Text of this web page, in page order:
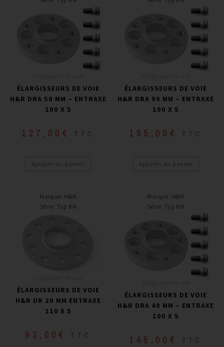
ÉLARGISSEURS DE VOIE
H&R DRA 50 MM – ENTRAXE
100 X 5
127,00 € TTC
Ajouter au panier
ÉLARGISSEURS DE VOIE
H&R DRA 90 MM – ENTRAXE
100 X 5
195,00 € TTC
Ajouter au panier
Marque: H&R
Série: Typ 8N
ÉLARGISSEURS DE VOIE
H&R DR 20 MM ENTRAXE
110 X 5
93,00 € TTC
Marque: H&R
Série: Typ 8N
ÉLARGISSEURS DE VOIE
H&R DRA 40 MM – ENTRAXE
100 X 5
145,00 € TTC